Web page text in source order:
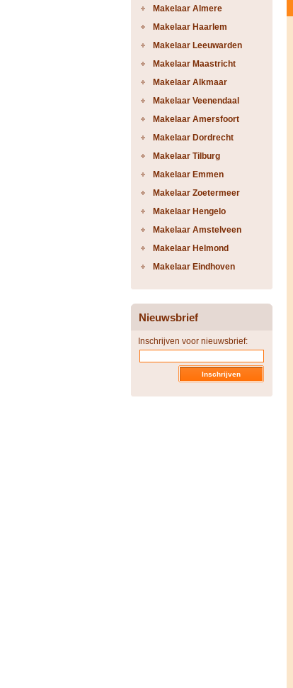
Makelaar Almere
Makelaar Haarlem
Makelaar Leeuwarden
Makelaar Maastricht
Makelaar Alkmaar
Makelaar Veenendaal
Makelaar Amersfoort
Makelaar Dordrecht
Makelaar Tilburg
Makelaar Emmen
Makelaar Zoetermeer
Makelaar Hengelo
Makelaar Amstelveen
Makelaar Helmond
Makelaar Eindhoven
Nieuwsbrief
Inschrijven voor nieuwsbrief: